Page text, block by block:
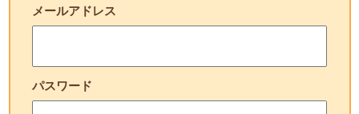
メールアドレス
パスワード